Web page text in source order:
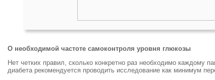
О необходимой частоте самоконтроля уровня глюкозы
Нет четких правил, сколько конкретно раз необходимо каждому
диабета рекомендуется проводить исследование как минимум